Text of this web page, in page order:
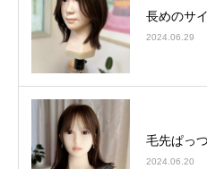
長めのサ
2024.06.29
毛先ぱっ
2024.06.20